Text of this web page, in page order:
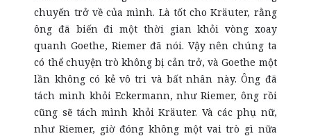
chuyến trở về của mình. Là tốt cho Kräuter, rằng
ông đã biến đi một thời gian khỏi vòng xoay
quanh Goethe, Riemer đã nói. Vậy nên chúng ta
có thể chuyện trò không bị cản trở, và Goethe một
lần không có kẻ vô tri và bất nhân này. Ông đã
tách mình khỏi Eckermann, như Riemer, ông rồi
cũng sẽ tách mình khỏi Kräuter. Và các phụ nữ,
như Riemer, giờ đóng không một vai trò gì nữa